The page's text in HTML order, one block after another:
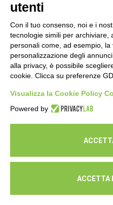
© Cooperativa L'Ovile.
utenti
Con il tuo consenso, noi e i
tecnologie simili per archiviare,
personali come, ad esempio, la
personalizzazione degli
alla privacy, è possibile
cookie. Clicca su preferenze
Visualizza la Cookie Policy
Powered by
ACCETTA